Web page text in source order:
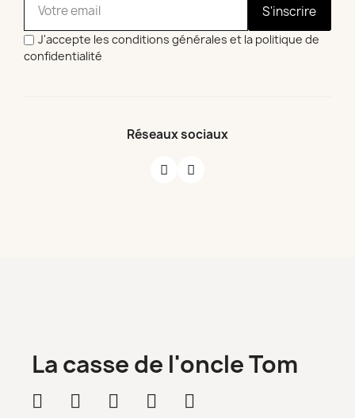
S'inscrire
J'accepte les conditions générales et la politique de
confidentialité
Réseaux sociaux
La casse de l'oncle Tom